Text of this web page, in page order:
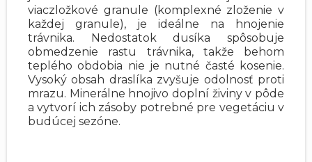
viaczložkové granule (komplexné zloženie v
každej granule), je ideálne na hnojenie
trávnika. Nedostatok dusíka spôsobuje
obmedzenie rastu trávnika, takže behom
teplého obdobia nie je nutné časté kosenie.
Vysoký obsah draslíka zvyšuje odolnosť proti
mrazu. Minerálne hnojivo doplní živiny v pôde
a vytvorí ich zásoby potrebné pre vegetáciu v
budúcej sezóne.